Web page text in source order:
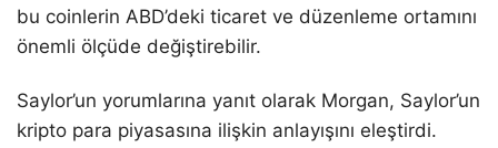
bu coinlerin ABD’deki ticaret ve düzenleme ortamını
önemli ölçüde değiştirebilir.
Saylor’un yorumlarına yanıt olarak Morgan, Saylor’un
kripto para piyasasına ilişkin anlayışını eleştirdi.